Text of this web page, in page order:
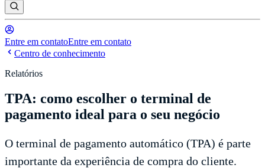
Entre em contatoEntre em contato
Centro de conhecimento
Relatórios
TPA: como escolher o terminal de
pagamento ideal para o seu negócio
O terminal de pagamento automático (TPA) é parte
importante da experiência de compra do cliente.